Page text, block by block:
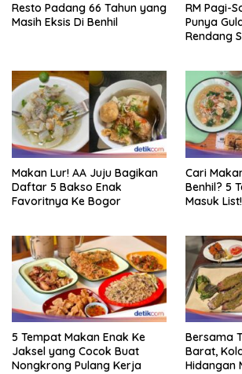
Resto Padang 66 Tahun yang
Masih Eksis Di Benhil
RM Pagi-
Punya
Rendang
Makan Lur! AA Juju Bagikan
Daftar 5 Bakso Enak
Favoritnya Ke Bogor
Cari
Benhil? 5
Masuk List!
5 Tempat Makan Enak Ke
Jaksel yang Cocok Buat
Nongkrong Pulang Kerja
Bersama
Barat,
Hidangan